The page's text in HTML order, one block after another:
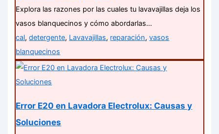
Explora las razones por las cuales tu lavavajillas deja los
vasos blanquecinos y cómo abordarlas…
cal,detergente, Lavavajillas, reparación,vasos
blanquecinos
Error E20 en Lavadora Electrolux: Causas y
Soluciones